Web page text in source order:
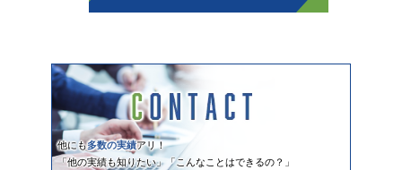
他にも多数の実績アリ！
「他の実績も知りたい」「こんなことはできるの？」